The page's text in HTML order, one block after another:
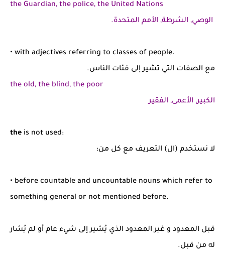
the Guardian, the police, the United Nations
الوصي, الشرطة, الأمم المتحدة.
• with adjectives referring to classes of people.
مع الصفات التي تشير إلى فئات الناس.
the old, the blind, the poor
الكبير, الأعمى, الفقير
the is not used:
لا نستخدم (ال) التعريف مع كل من:
• before countable and uncountable nouns which refer to
something general or not mentioned before.
قبل المعدود و غير المعدود الذي يُشير إلى شيء عام أو لم يُشار
له من قبل.